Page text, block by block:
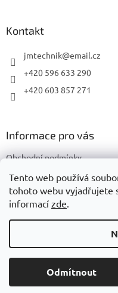
Tento web používá
tohoto webu vyjadřujete
informací zde.
Odmítnout
Kontakt
jmtechnik@email.cz
+420 596 633 290
+420 603 857 271
Informace pro vás
Obchodní podmínky
Podmínky ochrany osobních
Copyright 2026